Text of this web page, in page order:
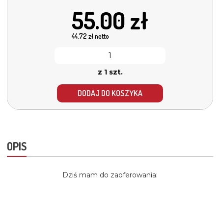
55.00 zł
44.72 zł netto
z 1 szt.
DODAJ DO KOSZYKA
OPIS
Dziś mam do zaoferowania: